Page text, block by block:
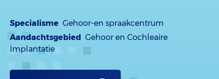
Specialisme Gehoor-en spraakcentrum
Aandachtsgebied Gehoor en Cochleaire
Implantatie